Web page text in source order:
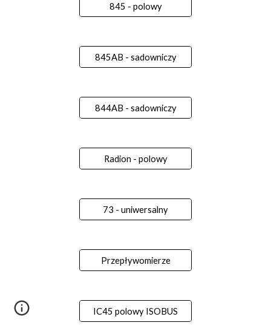
845 - polowy
845AB - sadowniczy
844AB - sadowniczy
Radion - polowy
73 - uniwersalny
Przepływomierze
IC45 polowy ISOBUS